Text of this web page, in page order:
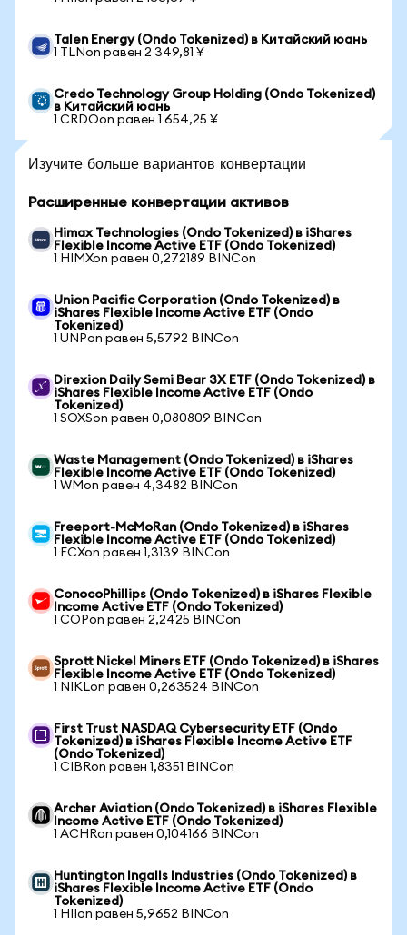
Talen Energy (Ondo Tokenized) в Китайский юань
1 TLNon равен 2 349,81 ¥
Credo Technology Group Holding (Ondo Tokenized)
в Китайский юань
1 CRDOon равен 1 654,25 ¥
Изучите больше вариантов конвертации
Расширенные конвертации активов
Himax Technologies (Ondo Tokenized) в iShares
Flexible Income Active ETF (Ondo Tokenized)
1 HIMXon равен 0,272189 BINCon
Union Pacific Corporation (Ondo Tokenized) в
iShares Flexible Income Active ETF (Ondo
Tokenized)
1 UNPon равен 5,5792 BINCon
Direxion Daily Semi Bear 3X ETF (Ondo Tokenized) в
iShares Flexible Income Active ETF (Ondo
Tokenized)
1 SOXSon равен 0,080809 BINCon
Waste Management (Ondo Tokenized) в iShares
Flexible Income Active ETF (Ondo Tokenized)
1 WMon равен 4,3482 BINCon
Freeport-McMoRan (Ondo Tokenized) в iShares
Flexible Income Active ETF (Ondo Tokenized)
1 FCXon равен 1,3139 BINCon
ConocoPhillips (Ondo Tokenized) в iShares Flexible
Income Active ETF (Ondo Tokenized)
1 COPon равен 2,2425 BINCon
Sprott Nickel Miners ETF (Ondo Tokenized) в iShares
Flexible Income Active ETF (Ondo Tokenized)
1 NIKLon равен 0,263524 BINCon
First Trust NASDAQ Cybersecurity ETF (Ondo
Tokenized) в iShares Flexible Income Active ETF
(Ondo Tokenized)
1 CIBRon равен 1,8351 BINCon
Archer Aviation (Ondo Tokenized) в iShares Flexible
Income Active ETF (Ondo Tokenized)
1 ACHRon равен 0,104166 BINCon
Huntington Ingalls Industries (Ondo Tokenized) в
iShares Flexible Income Active ETF (Ondo
Tokenized)
1 HIIon равен 5,9652 BINCon